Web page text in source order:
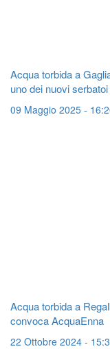
Acqua torbida a
uno dei nuovi
09 Maggio 2025 -
Acqua torbida a
convoca AcquaEnna
22 Ottobre 2024 -